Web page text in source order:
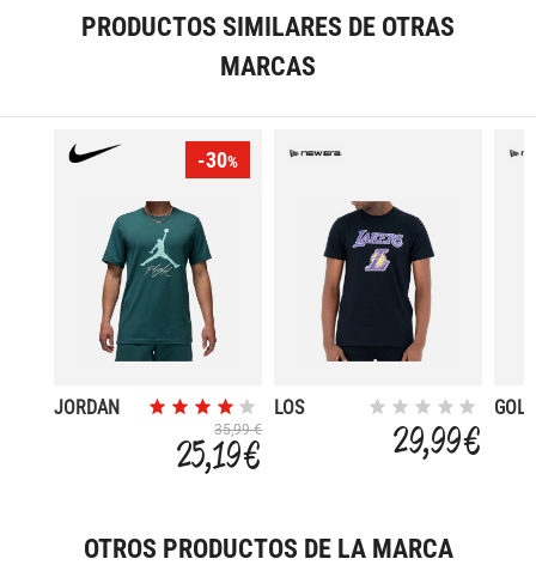
PRODUCTOS SIMILARES DE OTRAS
MARCAS
-30%
JORDAN
35,99 €
25,19 €
LOS
29,99 €
OTROS PRODUCTOS DE LA MARCA